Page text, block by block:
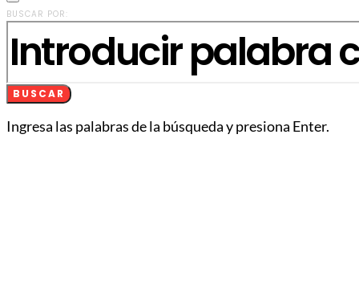
BUSCAR POR:
BUSCAR
Ingresa las palabras de la búsqueda y presiona Enter.